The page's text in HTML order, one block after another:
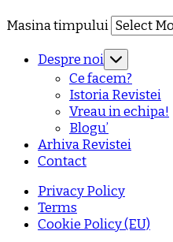
Masina timpului
Despre noi
Ce facem?
Istoria Revistei
Vreau in echipa!
Blogu’
Arhiva Revistei
Contact
Privacy Policy
Terms
Cookie Policy (EU)